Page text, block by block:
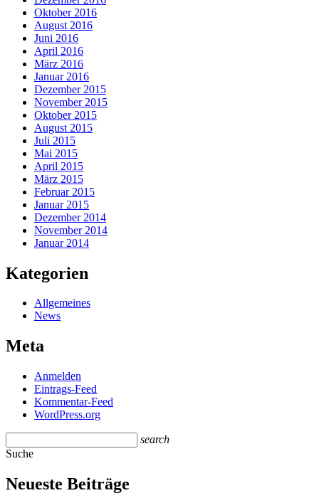
Oktober 2016
August 2016
Juni 2016
April 2016
März 2016
Januar 2016
Dezember 2015
November 2015
Oktober 2015
August 2015
Juli 2015
Mai 2015
April 2015
März 2015
Februar 2015
Januar 2015
Dezember 2014
November 2014
Januar 2014
Kategorien
Allgemeines
News
Meta
Anmelden
Eintrags-Feed
Kommentar-Feed
WordPress.org
search
Suche
Neueste Beiträge